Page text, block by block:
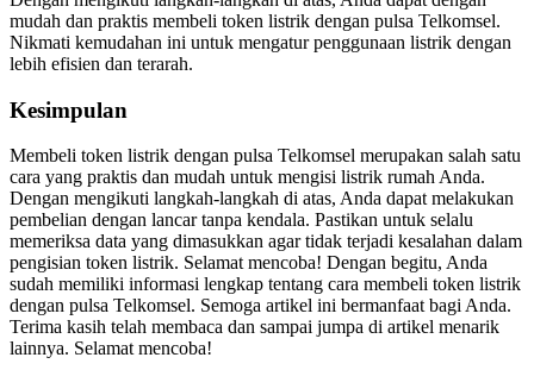
mudah dan praktis membeli token listrik dengan pulsa Telkomsel.
Nikmati kemudahan ini untuk mengatur penggunaan listrik dengan
lebih efisien dan terarah.
Kesimpulan
Membeli token listrik dengan pulsa Telkomsel merupakan salah satu
cara yang praktis dan mudah untuk mengisi listrik rumah Anda.
Dengan mengikuti langkah-langkah di atas, Anda dapat melakukan
pembelian dengan lancar tanpa kendala. Pastikan untuk selalu
memeriksa data yang dimasukkan agar tidak terjadi kesalahan dalam
pengisian token listrik. Selamat mencoba! Dengan begitu, Anda
sudah memiliki informasi lengkap tentang cara membeli token listrik
dengan pulsa Telkomsel. Semoga artikel ini bermanfaat bagi Anda.
Terima kasih telah membaca dan sampai jumpa di artikel menarik
lainnya. Selamat mencoba!